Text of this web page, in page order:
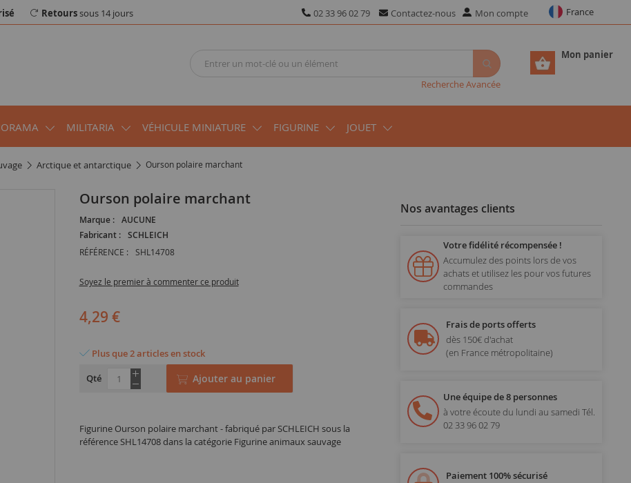
Retourssous 14 jours 02 33 96 02 79 Contactez-nous Mon compte France
Mon panier
Recherche Avancée
MILITARIA VÉHICULE MINIATURE FIGURINE JOUET
arctique et antarctique Ourson polaire marchant
Ourson polaire marchant
Marque :
AUCUNE
Fabricant :
SCHLEICH
RÉFÉRENCE : SHL14708
Soyez le premier à commenter ce produit
4,29 €
Plus que 2 articles en stock
Qté
Ajouter au panier
Figurine Ourson polaire marchant - fabriqué par SCHLEICH sous la
référence SHL14708 dans la catégorie Figurine animaux sauvage
Nos avantages clients
Votre fidélité récompensée !
Accumulez des points lors de vos
achats et utilisez les pour vos futures
commandes
Frais de ports offerts
dès 150€ d'achat
(en France métropolitaine)
Une équipe de 8 personnes
à votre écoute du lundi au samedi Tél.
02 33 96 02 79
Paiement 100% sécurisé